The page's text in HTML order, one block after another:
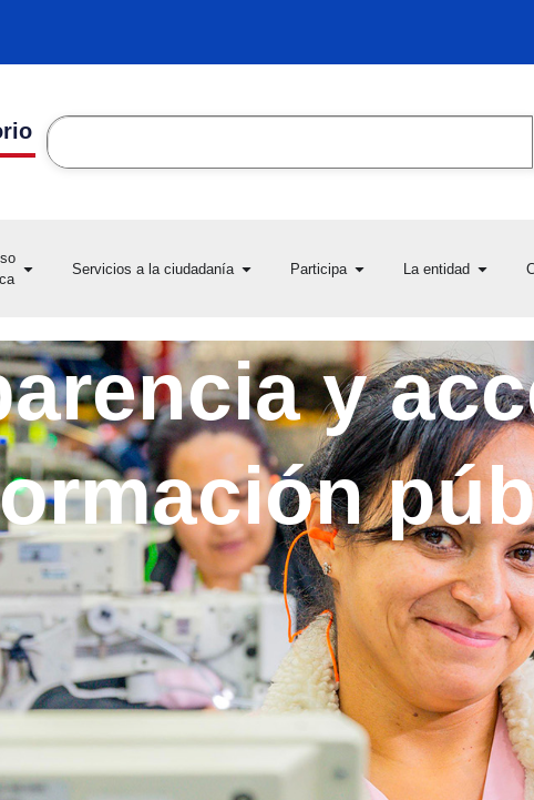
Search
Open Transparencia y acceso
Servicios a la ciudadanía Open Servicios a la ciudadanía
Participa Open Participa
La entidad Open
y